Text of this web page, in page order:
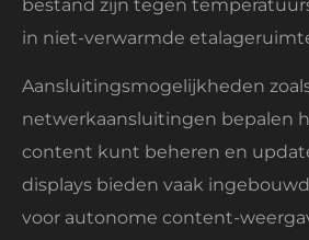
bestand zijn tegen
in niet-verwarmde
Aansluitingsmogelijkheden
netwerkaansluitingen bepalen
content kunt beheren en
displays bieden vaak
voor autonome content-